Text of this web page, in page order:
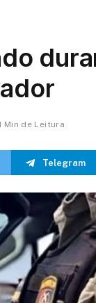
Min de Leitura
Telegram